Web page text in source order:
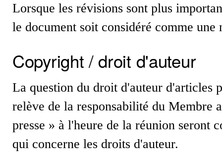
Lorsque les révisions sont plus
le document soit considéré comme une
Copyright / droit d'auteur
La question du droit d'auteur d'articles
relève de la responsabilité du Membre
presse » à l'heure de la réunion seront
qui concerne les droits d'auteur.